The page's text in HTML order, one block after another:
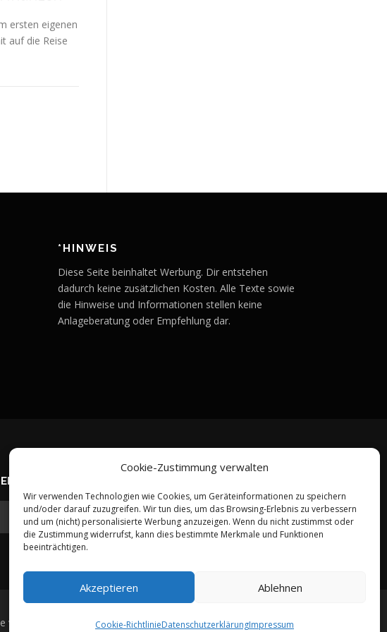
Cookie-Zustimmung verwalten
Wir verwenden Technologien wie Cookies, um Geräteinformationen zu speichern
und/oder darauf zuzugreifen. Wir tun dies, um das Browsing-Erlebnis zu verbessern
und um (nicht) personalisierte Werbung anzuzeigen. Wenn du nicht zustimmst oder
die Zustimmung widerrufst, kann dies bestimmte Merkmale und Funktionen
beeinträchtigen.
Akzeptieren Ablehnen
Cookie-RichtlinieDatenschutzerklärungImpressum
ersten eigenen
auf die Reise
*HINWEIS
Diese Seite beinhaltet Werbung. Dir entstehen
dadurch keine zusätzlichen Kosten. Alle Texte sowie
die Hinweise und Informationen stellen keine
Anlageberatung oder Empfehlung dar.
von FameThemes